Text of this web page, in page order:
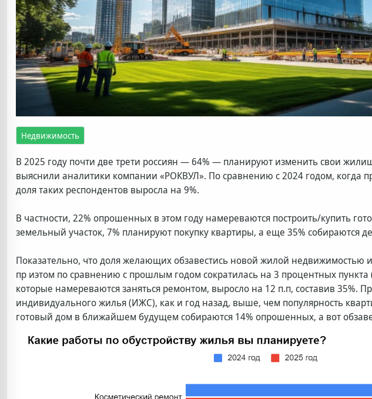
Недвижимость
В 2025 году почти две трети россиян — 64% — планируют изменить свои
выяснили аналитики компании «РОКВУЛ». По сравнению с 2024 годом, когда
доля таких респондентов выросла на 9%.
В частности, 22% опрошенных в этом году намереваются построить/купить
земельный участок, 7% планируют покупку квартиры, а еще 35% собираются
Показательно, что доля желающих обзавестись новой жилой недвижимостью
пр иэтом по сравнению с прошлым годом сократилась на 3 процентных пункта
которые намереваются заняться ремонтом, выросло на 12 п.п, составив 35%.
индивидуального жилья (ИЖС), как и год назад, выше, чем популярность
готовый дом в ближайшем будущем собираются 14% опрошенных, а вот